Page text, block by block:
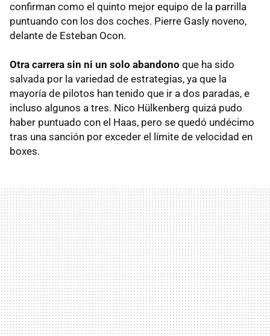
confirman como el quinto mejor equipo de la parrilla
puntuando con los dos coches. Pierre Gasly noveno,
delante de Esteban Ocon.
Otra carrera sin ni un solo abandono que ha sido
salvada por la variedad de estrategias, ya que la
mayoría de pilotos han tenido que ir a dos paradas, e
incluso algunos a tres. Nico Hülkenberg quizá pudo
haber puntuado con el Haas, pero se quedó undécimo
tras una sanción por exceder el límite de velocidad en
boxes.